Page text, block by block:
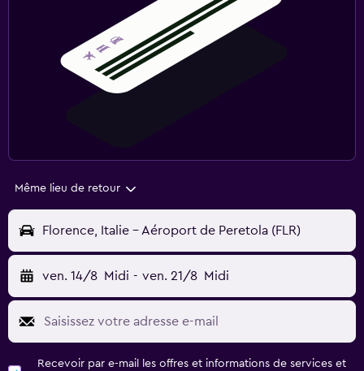
Même lieu de retour
Florence, Italie - Aéroport de Peretola (FLR)
ven. 14/8 Midi - ven. 21/8 Midi
Recevoir par e-mail les offres et informations de services et